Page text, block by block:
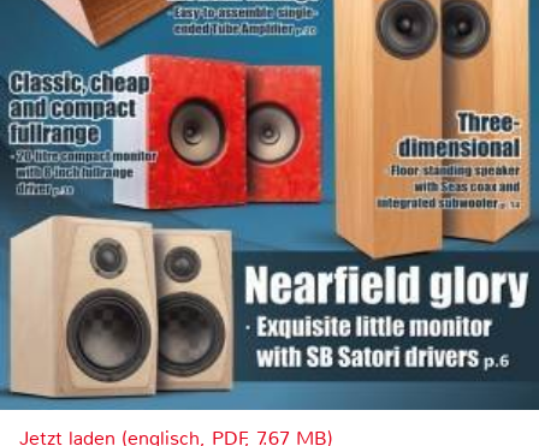
Jetzt laden (englisch, PDF, 7.67 MB)